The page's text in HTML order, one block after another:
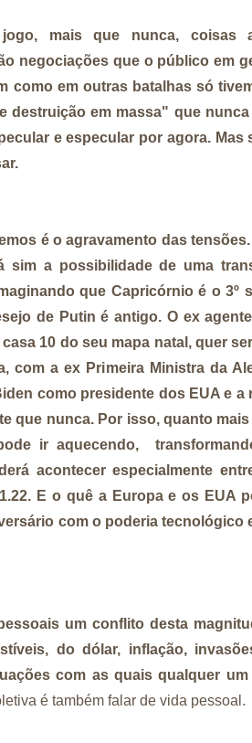
mais que nunca, coisas
negociações que o público em
como em outras batalhas só
destruição em massa" que
e especular por agora.
é o agravamento das
sim a possibilidade de uma
que Capricórnio é o 3º
de Putin é antigo. O ex
casa 10 do seu mapa natal, quer
com a ex Primeira Ministra da
como presidente dos EUA e a
que nunca. Por isso, quanto
ir aquecendo,
acontecer especialmente
E o quê a Europa e os EUA
com o poderia tecnológico
um conflito desta
do dólar, inflação,
com as quais qualquer
é também falar de vida pessoal.